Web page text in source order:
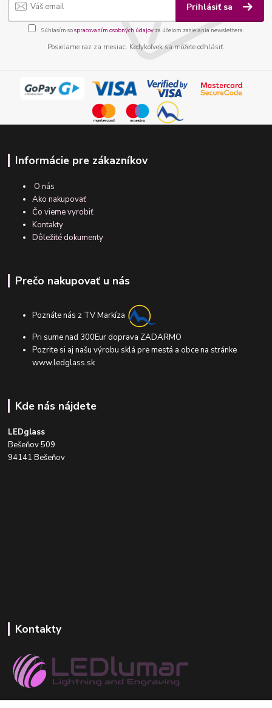
Prihlásiť sa
Súhlasím sospracovaním osobných údajov za účelom zasielania newslettera.
Posielame raz za mesiac. Kedykoľvek sa môžete odhlásiť.
Informácie pre zákazníkov
O nás
Ako nakupovať
Čo vieme vyrobiť
Kontakty
Dôležité dokumenty
Prečo nakupovať u nás
Poznáte nás z TV Markíza
Pri sume nad 300Eur doprava ZADARMO
Pozrite si aj našu výrobu sklá pre mestá a obce na stránke
www.ledglass.sk
Kde nás nájdete
LEDglass
Bešeňov 509
94141 Bešeňov
Kontakty